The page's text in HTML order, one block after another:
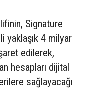
Signature
yaklaşık 4 milyar
edilerek,
hesapları dijital
sağlayacağı